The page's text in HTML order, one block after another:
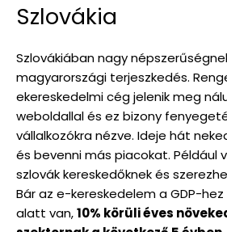
Szlovákia
Szlovákiában nagy
magyarországi terjeszkedés.
ekereskedelmi cég jelenik meg
weboldallal és ez bizony
vállalkozókra nézve. Ideje hát
és bevenni más piacokat. Például
szlovák kereskedőknek és
Bár az e-kereskedelem a GDP-
alatt van,10% körüli éves